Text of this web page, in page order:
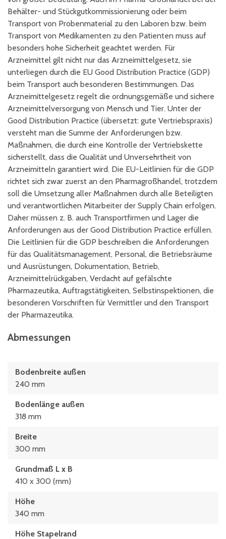
Behälter- und Stückgutkommissionierung oder beim
Transport von Probenmaterial zu den Laboren bzw. beim
Transport von Medikamenten zu den Patienten muss auf
besonders hohe Sicherheit geachtet werden. Für
Arzneimittel gilt nicht nur das Arzneimittelgesetz, sie
unterliegen durch die EU Good Distribution Practice (GDP)
beim Transport auch besonderen Bestimmungen. Das
Arzneimittelgesetz regelt die ordnungsgemäße und sichere
Arzneimittelversorgung von Mensch und Tier. Unter der
Good Distribution Practice (übersetzt: gute Vertriebspraxis)
versteht man die Summe der Anforderungen bzw.
Maßnahmen, die durch eine Kontrolle der Vertriebskette
sicherstellt, dass die Qualität und Unversehrtheit von
Arzneimitteln garantiert wird. Die EU-Leitlinien für die GDP
richtet sich zwar zuerst an den Pharmagroßhandel, trotzdem
soll die Umsetzung aller Maßnahmen durch alle Beteiligten
und verantwortlichen Mitarbeiter der Supply Chain erfolgen.
Daher müssen z. B. auch Transportfirmen und Lager die
Anforderungen aus der Good Distribution Practice erfüllen.
Die Leitlinien für die GDP beschreiben die Anforderungen
für das Qualitätsmanagement, Personal, die Betriebsräume
und Ausrüstungen, Dokumentation, Betrieb,
Arzneimittelrückgaben, Verdacht auf gefälschte
Pharmazeutika, Auftragstätigkeiten, Selbstinspektionen, die
besonderen Vorschriften für Vermittler und den Transport
der Pharmazeutika.
Abmessungen
Bodenbreite außen
240 mm
Bodenlänge außen
318 mm
Breite
300 mm
Grundmaß L x B
410 x 300 (mm)
Höhe
340 mm
Höhe Stapelrand